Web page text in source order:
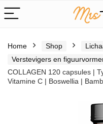
Home Shop
Verstevigers en
COLLAGEN 120 capsules |
Vitamine C | Boswellia |